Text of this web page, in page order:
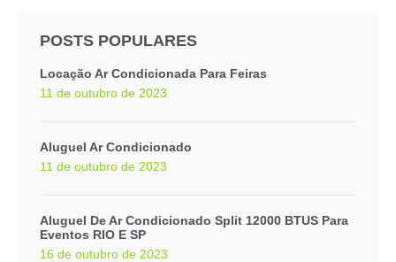
POSTS POPULARES
Locação Ar Condicionada Para Feiras
11 de outubro de 2023
Aluguel Ar Condicionado
11 de outubro de 2023
Aluguel De Ar Condicionado Split 12000 BTUS Para
Eventos RIO E SP
16 de outubro de 2023